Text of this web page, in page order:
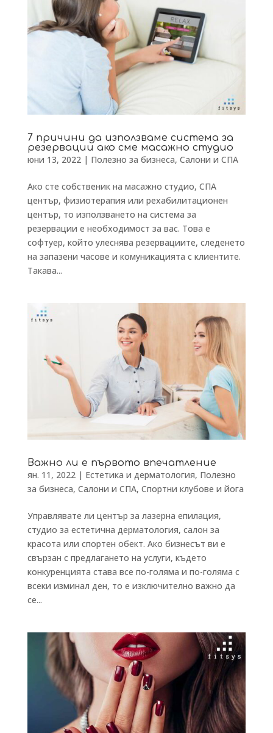
7 причини да използваме система за
резервации ако сме масажно студио
юни 13, 2022| Полезно за бизнеса, Салони и СПА
Ако сте собственик на масажно студио, СПА
център, физиотерапия или рехабилитационен
център, то използването на система за
резервации е необходимост за вас. Това е
софтуер, който улеснява резервациите, следенето
на запазени часове и комуникацията с клиентите.
Такава...
Важно ли е първото впечатление
ян. 11, 2022| Естетика и дерматология, Полезно
за бизнеса, Салони и СПА, Спортни клубове и йога
Управлявате ли център за лазерна епилация,
студио за естетична дерматология, салон за
красота или спортен обект. Ако бизнесът ви е
свързан с предлагането на услуги, където
конкуренцията става все по-голяма и по-голяма с
всеки изминал ден, то е изключително важно да
се...